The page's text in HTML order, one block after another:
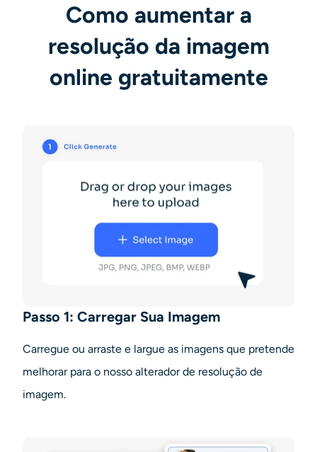
Como aumentar a
resolução da imagem
online gratuitamente
Passo 1: Carregar Sua Imagem
Carregue ou arraste e largue as imagens que pretende
melhorar para o nosso alterador de resolução de
imagem.